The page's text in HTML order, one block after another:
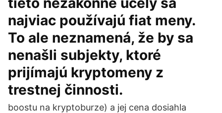
najviac používajú fiat meny.
To ale neznamená, že by sa
nenašli subjekty, ktoré
prijímajú kryptomeny z
trestnej činnosti.
boostu na kryptoburze) a jej cena dosiahla